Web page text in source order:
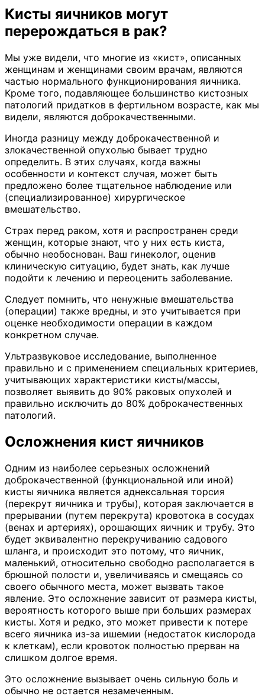
Кисты яичников могут
перерождаться в рак?
Мы уже видели, что многие из «кист», описанных
женщинам и женщинами своим врачам, являются
частью нормального функционирования яичника.
Кроме того, подавляющее большинство кистозных
патологий придатков в фертильном возрасте, как мы
видели, являются доброкачественными.
Иногда разницу между доброкачественной и
злокачественной опухолью бывает трудно
определить. В этих случаях, когда важны
особенности и контекст случая, может быть
предложено более тщательное наблюдение или
(специализированное) хирургическое
вмешательство.
Страх перед раком, хотя и распространен среди
женщин, которые знают, что у них есть киста,
обычно необоснован. Ваш гинеколог, оценив
клиническую ситуацию, будет знать, как лучше
подойти к лечению и переоценить заболевание.
Следует помнить, что ненужные вмешательства
(операции) также вредны, и это учитывается при
оценке необходимости операции в каждом
конкретном случае.
Ультразвуковое исследование, выполненное
правильно и с применением специальных критериев,
учитывающих характеристики кисты/массы,
позволяет выявить до 90% раковых опухолей и
правильно исключить до 80% доброкачественных
патологий.
Осложнения кист яичников
Одним из наиболее серьезных осложнений
доброкачественной (функциональной или иной)
кисты яичника является аднексальная торсия
(перекрут яичника и трубы), которая заключается в
прерывании (путем перекрута) кровотока в сосудах
(венах и артериях), орошающих яичник и трубу. Это
будет эквивалентно перекручиванию садового
шланга, и происходит это потому, что яичник,
маленький, относительно свободно располагается в
брюшной полости и, увеличиваясь и смещаясь со
своего обычного места, может вызвать такое
явление. Это осложнение зависит от размера кисты,
вероятность которого выше при больших размерах
кисты. Хотя и редко, это может привести к потере
всего яичника из-за ишемии (недостаток кислорода
к клеткам), если кровоток полностью прерван на
слишком долгое время.
Это осложнение вызывает очень сильную боль и
обычно не остается незамеченным.